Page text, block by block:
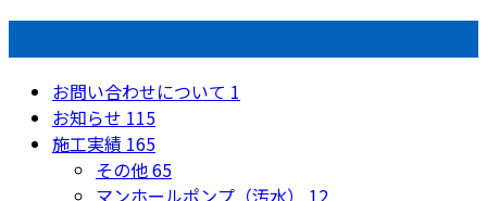
お問い合わせについて 1
お知らせ 115
施工実績 165
その他65